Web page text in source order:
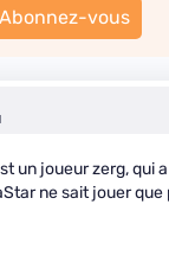
Abonnez-vous
un joueur zerg, qui
ne sait jouer que